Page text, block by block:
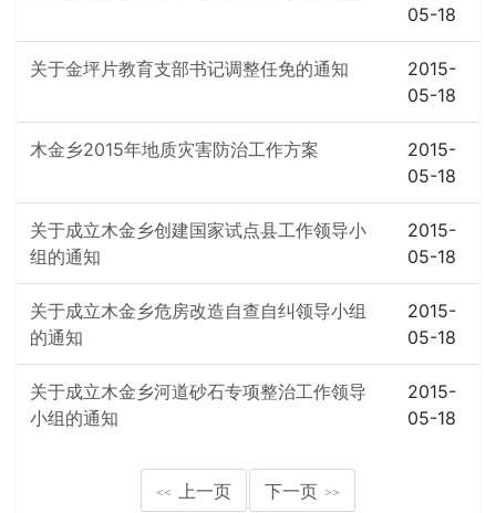
05-18
关于金坪片教育支部书记调整任免的通知
2015-
05-18
木金乡2015年地质灾害防治工作方案
2015-
05-18
关于成立木金乡创建国家试点县工作领导小
组的通知
2015-
05-18
关于成立木金乡危房改造自查自纠领导小组
的通知
2015-
05-18
关于成立木金乡河道砂石专项整治工作领导
小组的通知
2015-
05-18
<< 上一页 下一页 >>